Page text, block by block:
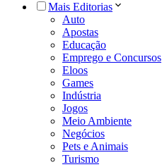
Mais Editorias
Auto
Apostas
Educação
Emprego e Concursos
Eloos
Games
Indústria
Jogos
Meio Ambiente
Negócios
Pets e Animais
Turismo